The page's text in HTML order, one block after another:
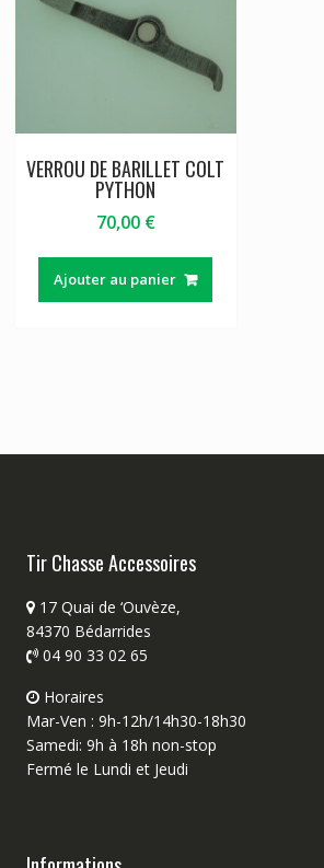
VERROU DE BARILLET COLT
PYTHON
70,00 €
Ajouter au panier
Tir Chasse Accessoires
17 Quai de ‘Ouvèze,
84370 Bédarrides
04 90 33 02 65
Horaires
Mar-Ven : 9h-12h/14h30-18h30
Samedi: 9h à 18h non-stop
Fermé le Lundi et Jeudi